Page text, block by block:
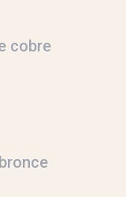
cobre